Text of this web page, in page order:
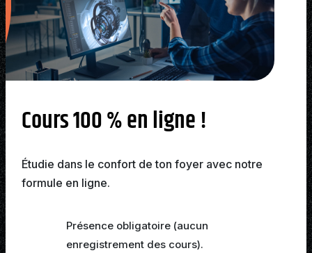
Cours 100 % en ligne !
Étudie dans le confort de ton foyer avec notre
formule en ligne.
Présence obligatoire (aucun
enregistrementdes cours).